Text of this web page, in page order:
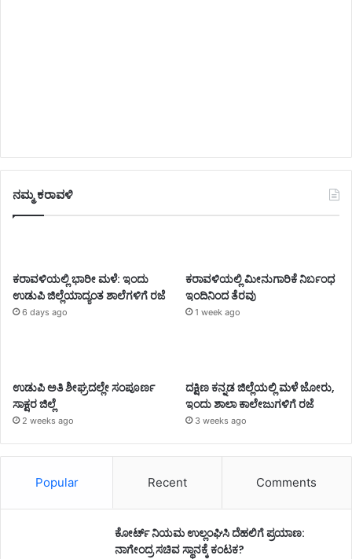
ನಮ್ಮ ಕರಾವಳಿ
ಕರಾವಳಿಯಲ್ಲಿ ಭಾರೀ ಮಳೆ: ಇಂದು
ಉಡುಪಿ ಜಿಲ್ಲೆಯಾದ್ಯಂತ ಶಾಲೆಗಳಿಗೆ ರಜೆ
6 days ago
ಕರಾವಳಿಯಲ್ಲಿ ಮೀನುಗಾರಿಕೆ ನಿರ್ಬಂಧ
ಇಂದಿನಿಂದ ತೆರವು
1 week ago
ಉಡುಪಿ ಅತಿ ಶೀಘ್ರದಲ್ಲೇ ಸಂಪೂರ್ಣ
ಸಾಕ್ಷರ ಜಿಲ್ಲೆ
2 weeks ago
ದಕ್ಷಿಣ ಕನ್ನಡ ಜಿಲ್ಲೆಯಲ್ಲಿ ಮಳೆ ಜೋರು,
ಇಂದು ಶಾಲಾ ಕಾಲೇಜುಗಳಿಗೆ ರಜೆ
3 weeks ago
Popular Recent Comments
ಕೋರ್ಟ್ ನಿಯಮ ಉಲ್ಲಂಘಿಸಿ ದೆಹಲಿಗೆ ಪ್ರಯಾಣ:
ನಾಗೇಂದ್ರ ಸಚಿವ ಸ್ಥಾನಕ್ಕೆ ಕಂಟಕ?